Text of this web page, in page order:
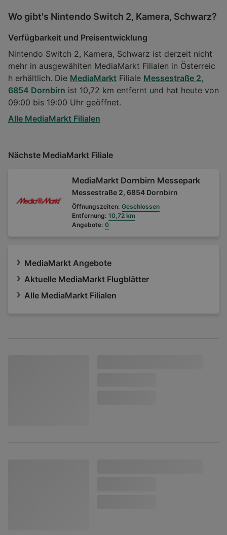
Wo gibt's Nintendo Switch 2, Kamera, Schwarz?
Verfügbarkeit und Preisentwicklung
Nintendo Switch 2, Kamera, Schwarz ist derzeit nicht
mehr in ausgewählten MediaMarkt Filialen in Österreic
h erhältlich. Die MediaMarkt Filiale Messestraße 2,
6854 Dornbirn ist 10,72 km entfernt und hat heute von
09:00 bis 19:00 Uhr geöffnet.
Alle MediaMarkt Filialen
Nächste MediaMarkt Filiale
MediaMarkt Dornbirn Messepark
Messestraße 2, 6854 Dornbirn
Öffnungszeiten: Geschlossen
Entfernung: 10,72 km
Angebote: 0
MediaMarkt Angebote
Aktuelle MediaMarkt Flugblätter
Alle MediaMarkt Filialen